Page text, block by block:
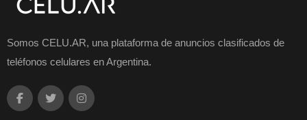
Somos CELU.AR, una plataforma de anuncios clasificados de
teléfonos celulares en Argentina.